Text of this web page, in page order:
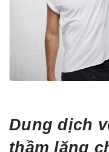
Dung dịch
thầm lặng